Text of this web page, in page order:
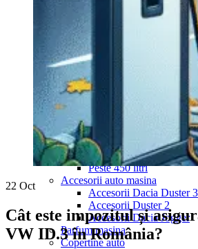
Navigație Skoda
Navigație Skoda
Navigație Skoda
Navigație Skoda
Navigație Skoda
Navigație Skoda
Navigație Skoda
Navigație Skoda
Navigație Toyota
Portbagaj Plafon Auto
Sub 350 Litri
Peste 350 Litri
Peste 450 litri
Accesorii auto masina
Accesorii Dacia Duster 3
Accesorii Duster 2
Accesorii Dacia Jogger
Parfum masina
Copertine auto
22 Oct
Cât este impozitul și
VW ID.3 în România?